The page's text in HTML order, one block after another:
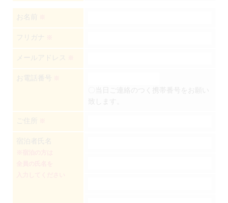
お名前
フリガナ
メールアドレス
お電話番号
〇当日ご連絡のつく携帯番号をお願い
致します。
ご住所
宿泊者氏名